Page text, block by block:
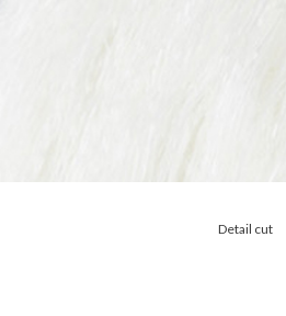
Detail cut